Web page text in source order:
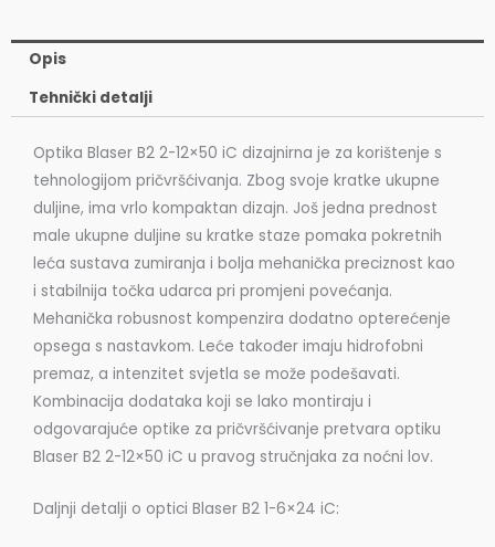
IC
količina
Opis
Tehnički detalji
Optika Blaser B2 2-12×50 iC dizajnirna je za korištenje s
tehnologijom pričvršćivanja. Zbog svoje kratke ukupne
duljine, ima vrlo kompaktan dizajn. Još jedna prednost
male ukupne duljine su kratke staze pomaka pokretnih
leća sustava zumiranja i bolja mehanička preciznost kao
i stabilnija točka udarca pri promjeni povećanja.
Mehanička robusnost kompenzira dodatno opterećenje
opsega s nastavkom. Leće također imaju hidrofobni
premaz, a intenzitet svjetla se može podešavati.
Kombinacija dodataka koji se lako montiraju i
odgovarajuće optike za pričvršćivanje pretvara optiku
Blaser B2 2-12×50 iC u pravog stručnjaka za noćni lov.
Daljnji detalji o optici Blaser B2 1-6×24 iC: